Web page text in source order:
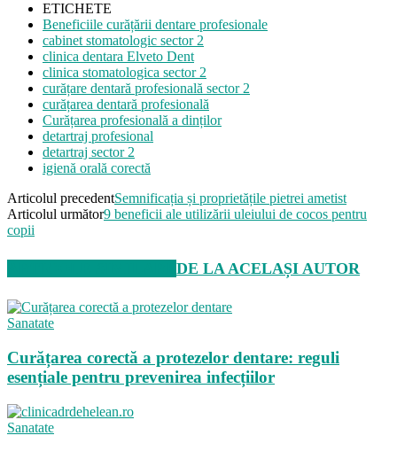
ETICHETE
Beneficiile curățării dentare profesionale
cabinet stomatologic sector 2
clinica dentara Elveto Dent
clinica stomatologica sector 2
curățare dentară profesională sector 2
curățarea dentară profesională
Curățarea profesională a dinților
detartraj profesional
detartraj sector 2
igienă orală corectă
Articolul precedentSemnificația și proprietățile pietrei ametist
Articolul următor9 beneficii ale utilizării uleiului de cocos pentru
copii
DE LA ACELAȘI AUTOR
Sanatate
Curățarea corectă a protezelor dentare: reguli
esențiale pentru prevenirea infecțiilor
Sanatate